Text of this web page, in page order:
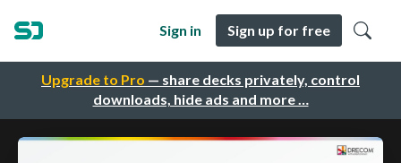
Upgrade to Pro — share decks privately, control
downloads, hide ads and more …
Sign in Sign up for free